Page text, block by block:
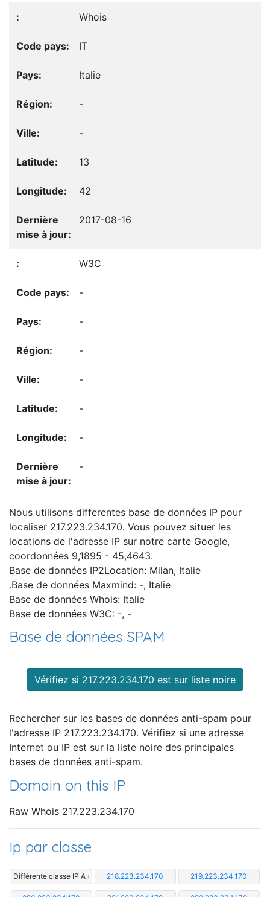
Whois
IT
Italie
-
-
13
42
2017-08-16
W3C
-
-
-
-
-
-
-
Nous utilisons differentes base de données IP pour
localiser 217.223.234.170. Vous pouvez situer les
locations de l'adresse IP sur notre carte Google,
coordonnées 9,1895 - 45,4643.
Base de données IP2Location: Milan, Italie
.Base de données Maxmind: -, Italie
Base de données Whois: Italie
Base de données W3C: -, -
Base de données SPAM
Vérifiez si 217.223.234.170 est sur liste noire
Rechercher sur les bases de données anti-spam pour
l'adresse IP 217.223.234.170. Vérifiez si une adresse
Internet ou IP est sur la liste noire des principales
bases de données anti-spam.
Domain on this IP
Raw Whois 217.223.234.170
Ip par classe
Différente classe IP A : 218.223.234.170 219.223.234.170